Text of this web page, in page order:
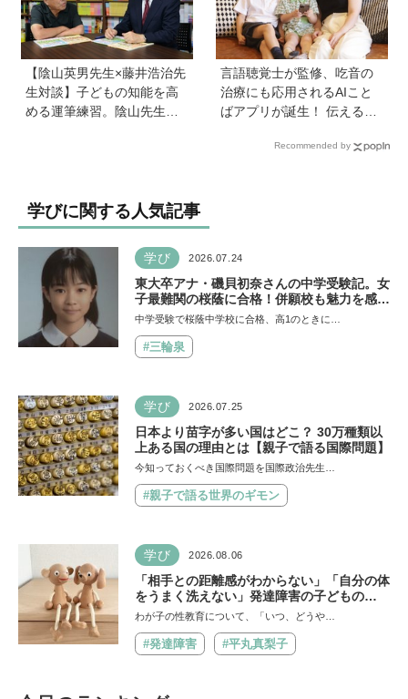
プする方法も
【陰山英男先生×藤井浩治先
生対談】子どもの知能を高
める運筆練習。陰山先生が
言語聴覚士が監修、吃音の
治療にも応用されるAIこと
ばアプリが誕生！ 伝える力
める「ことたね」の魅力と
Recommended by
学びに関する人気記事
学び 2026.07.24
東大卒アナ・磯貝初奈さんの中学受験記。女
子最難関の桜蔭に合格！併願校も魅力を感じ
た渋渋に。母親の声かけは「睡眠が何より大
中学受験で桜蔭中学校に合格、高1のときに…
#三輪泉
学び 2026.07.25
日本より苗字が多い国はどこ？ 30万種類以
上ある国の理由とは【親子で語る国際問題】
今知っておくべき国際問題を国際政治先生…
#親子で語る世界のギモン
学び 2026.08.06
「相手との距離感がわからない」「自分の体
をうまく洗えない」発達障害の子どもの
「性」に関する困りごと・性教育のポイント
聞いた】
わが子の性教育について、「いつ、どうや…
#発達障害 #平丸真梨子